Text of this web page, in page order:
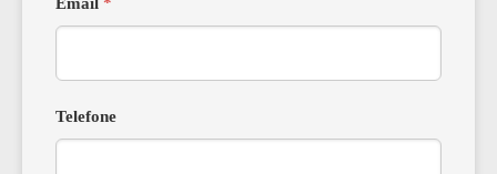
Telefone